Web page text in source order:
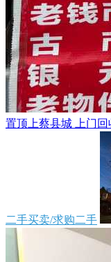
置顶 上蔡县城 上门
二手买卖/求购二手